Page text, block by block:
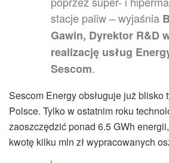
stacje paliw – wyjaśnia
Gawin, Dyrektor R&D
realizację usług
Sescom.
Sescom Energy obsługuje już blisko
Polsce. Tylko w ostatnim roku
zaoszczędzić ponad 6.5 GWh
kwotę kilku mln zł wypracowanych